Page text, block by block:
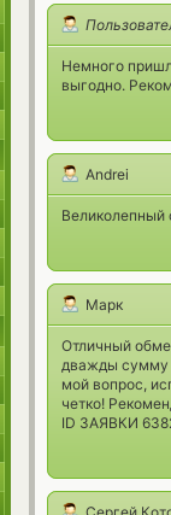
Немного
выгодно.
Andrei
Великолепный
Марк
Отличный
дважды сумму
мой вопрос,
четко!
ID ЗАЯВКИ